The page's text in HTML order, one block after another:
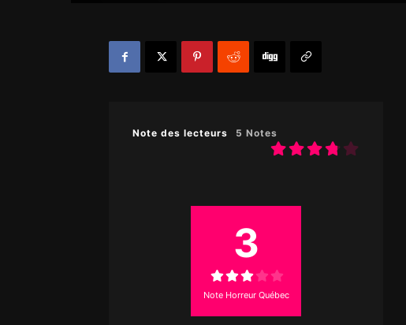
Note des lecteurs 5 Notes
3
Note Horreur Québec